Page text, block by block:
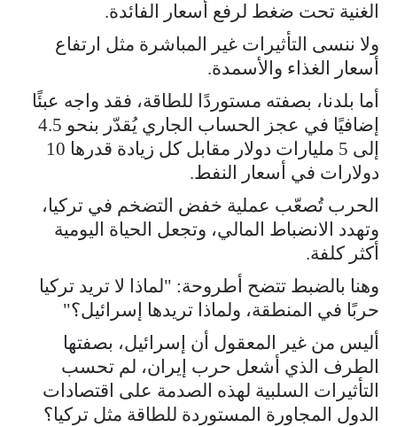
الغنية تحت ضغط لرفع أسعار الفائدة.
ولا ننسى التأثيرات غير المباشرة مثل ارتفاع
أسعار الغذاء والأسمدة.
أما بلدنا، بصفته مستوردًا للطاقة، فقد واجه عبئًا
إضافيًا في عجز الحساب الجاري يُقدّر بنحو 4.5
إلى 5 مليارات دولار مقابل كل زيادة قدرها 10
دولارات في أسعار النفط.
الحرب تُصعّب عملية خفض التضخم في تركيا،
وتهدد الانضباط المالي، وتجعل الحياة اليومية
أكثر كلفة.
وهنا بالضبط تتضح أطروحة: "لماذا لا تريد تركيا
حربًا في المنطقة، ولماذا تريدها إسرائيل؟"
أليس من غير المعقول أن إسرائيل، بصفتها
الطرف الذي أشعل حرب إيران، لم تحسب
التأثيرات السلبية لهذه الصدمة على اقتصادات
الدول المجاورة المستوردة للطاقة مثل تركيا؟